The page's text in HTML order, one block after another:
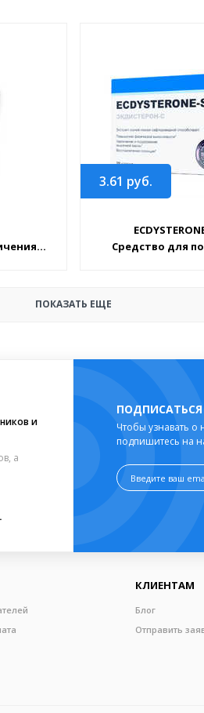
3.61 руб.
Средство для
ПОКАЗАТЬ ЕЩЕ
и
а
Чтобы узнавать о
подпишитесь на
КЛИЕНТАМ
Блог
Отправить